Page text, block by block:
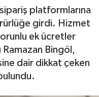
sipariş platformlarına
girdi. Hizmet
ek ücretler
Ramazan Bingöl,
dair dikkat çeken